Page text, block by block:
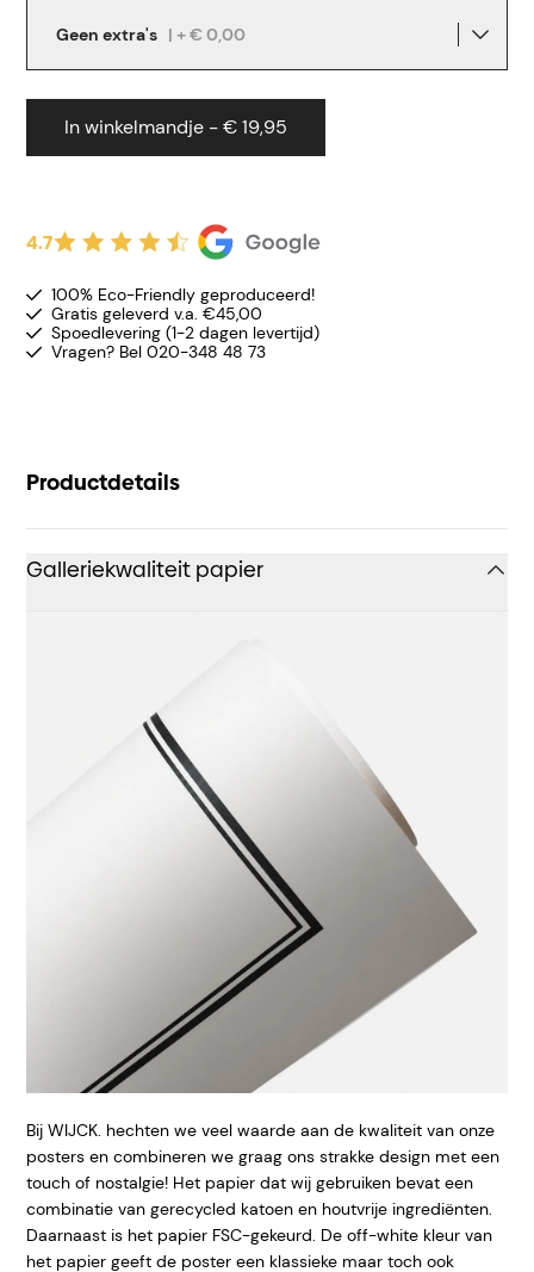
Geen extra's | + € 0,00
In winkelmandje - € 19,95
4.7
100% Eco-Friendly geproduceerd!
Gratis geleverd v.a. €45,00
Spoedlevering (1-2 dagen levertijd)
Vragen? Bel 020-348 48 73
Productdetails
Galleriekwaliteit papier
Bij WIJCK. hechten we veel waarde aan de kwaliteit van onze
posters en combineren we graag ons strakke design met een
touch of nostalgie! Het papier dat wij gebruiken bevat een
combinatie van gerecycled katoen en houtvrije ingrediënten.
Daarnaast is het papier FSC-gekeurd. De off-white kleur van
het papier geeft de poster een klassieke maar toch ook